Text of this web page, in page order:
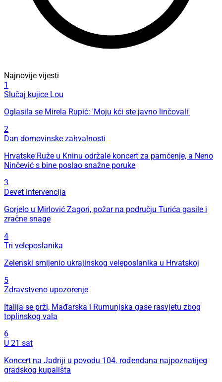
Najnovije vijesti
1
Slučaj kujice Lou
Oglasila se Mirela Rupić: 'Moju kći ste javno linčovali'
2
Dan domovinske zahvalnosti
Hrvatske Ruže u Kninu održale koncert za pamćenje, a Neno
Ninčević s bine poslao snažne poruke
3
Devet intervencija
Gorjelo u Mirlović Zagori, požar na području Turića gasile i
zračne snage
4
Tri veleposlanika
Zelenski smijenio ukrajinskog veleposlanika u Hrvatskoj
5
Zdravstveno upozorenje
Italija se prži, Mađarska i Rumunjska gase rasvjetu zbog
toplinskog vala
6
U 21 sat
Koncert na Jadriji u povodu 104. rođendana najpoznatijeg
gradskog kupališta